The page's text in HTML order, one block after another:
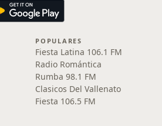
POPULARES
Fiesta Latina 106.1 FM
Radio Romántica
Rumba 98.1 FM
Clasicos Del Vallenato
Fiesta 106.5 FM